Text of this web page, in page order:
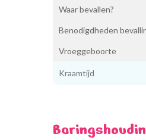
Waarom
Waar bevallen?
Benodigdheden
Vroeggeboorte
Kraamtijd